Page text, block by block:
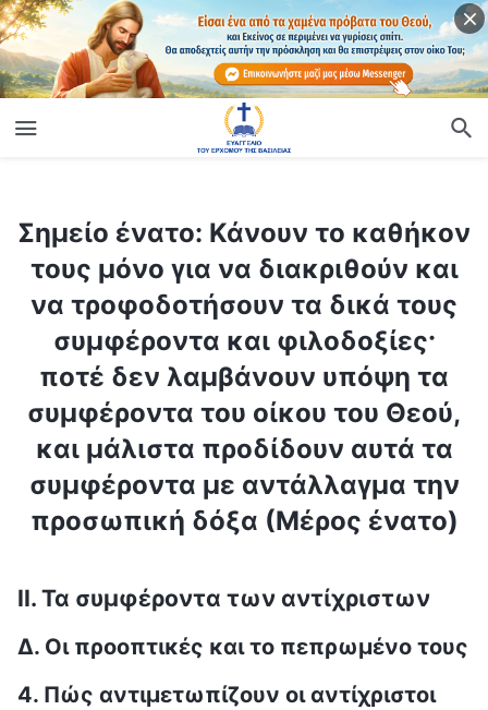
Σημείο ένατο: Κάνουν το καθήκον
τους μόνο για να διακριθούν και
να τροφοδοτήσουν τα δικά τους
συμφέροντα και φιλοδοξίες·
ποτέ δεν λαμβάνουν υπόψη τα
συμφέροντα του οίκου του Θεού,
και μάλιστα προδίδουν αυτά τα
συμφέροντα με αντάλλαγμα την
προσωπική δόξα (Μέρος ένατο)
II. Τα συμφέροντα των αντίχριστων
Δ. Οι προοπτικές και το πεπρωμένο τους
4. Πώς αντιμετωπίζουν οι αντίχριστοι